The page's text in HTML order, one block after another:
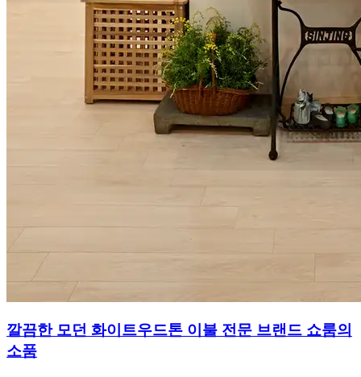
깔끔한 모던 화이트우드톤 이불 전문 브랜드 쇼룸의
소품